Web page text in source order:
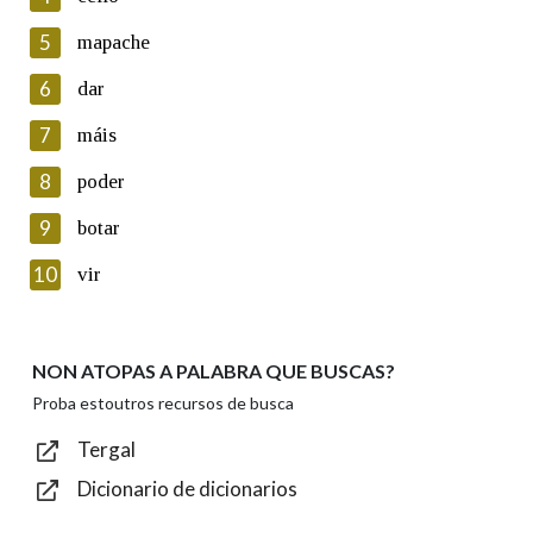
Lin e acepto as condicións da política de
Introduce o código que aparece na imaxe:
Texto de verificación
Enviar
5 mapache
6 dar
7 máis
8 poder
9 botar
10 vir
NON ATOPAS A PALABRA QUE BUSCAS?
Proba estoutros recursos de busca
Tergal
Dicionario de dicionarios